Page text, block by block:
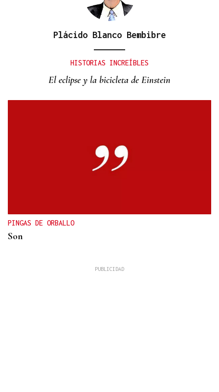
Plácido Blanco Bembibre
HISTORIAS INCREÍBLES
El eclipse y la bicicleta de Einstein
PINGAS DE ORBALLO
Son